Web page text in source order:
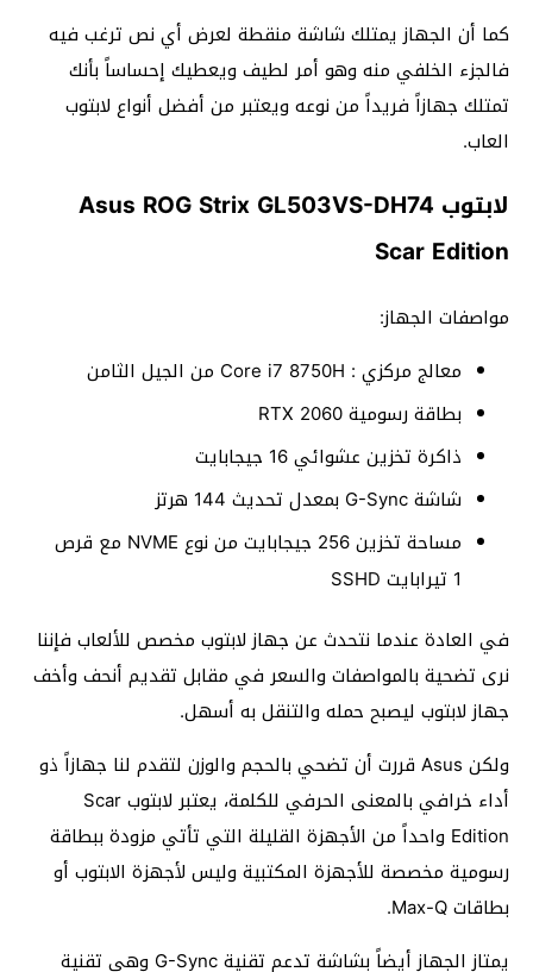
كما أن الجهاز يمتلك شاشة منقطة لعرض أي نص ترغب فيه
فالجزء الخلفي منه وهو أمر لطيف ويعطيك إحساساً بأنك
تمتلك جهازاً فريداً من نوعه ويعتبر من أفضل أنواع لابتوب
العاب.
لابتوب Asus ROG Strix GL503VS-DH74
Scar Edition
مواصفات الجهاز:
معالج مركزي : Core i7 8750H من الجيل الثامن
بطاقة رسومية RTX 2060
ذاكرة تخزين عشوائي 16 جيجابايت
شاشة G-Sync بمعدل تحديث 144 هرتز
مساحة تخزين 256 جيجابايت من نوع NVME مع قرص
1 تيرابايت SSHD
في العادة عندما نتحدث عن جهاز لابتوب مخصص للألعاب فإننا
نرى تضحية بالمواصفات والسعر في مقابل تقديم أنحف وأخف
جهاز لابتوب ليصبح حمله والتنقل به أسهل.
ولكن Asus قررت أن تضحي بالحجم والوزن لتقدم لنا جهازاً ذو
أداء خرافي بالمعنى الحرفي للكلمة، يعتبر لابتوب Scar
Edition واحداً من الأجهزة القليلة التي تأتي مزودة ببطاقة
رسومية مخصصة للأجهزة المكتبية وليس لأجهزة الابتوب أو
بطاقات Max-Q.
يمتاز الجهاز أيضاً بشاشة تدعم تقنية G-Sync وهي تقنية